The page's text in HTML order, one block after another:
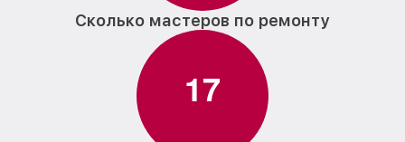
Сколько мастеров по ремонту
17